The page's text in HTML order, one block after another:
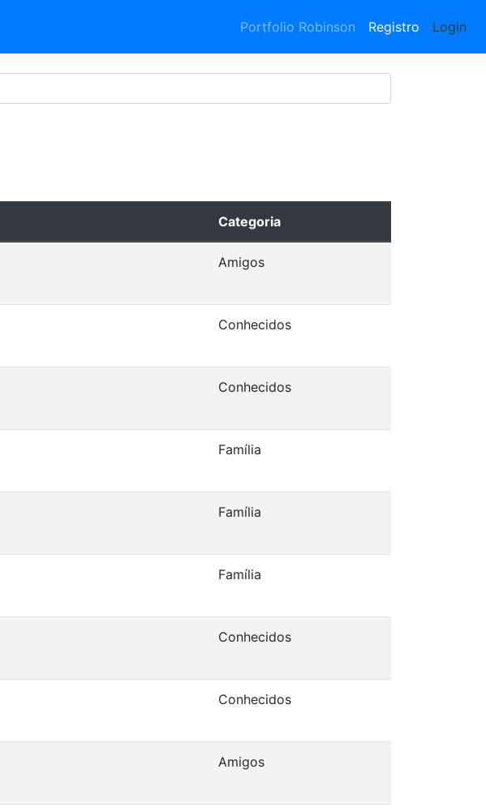
Portfolio Robinson Registro Login
Categoria
Amigos
Conhecidos
Conhecidos
Família
Família
Família
Conhecidos
Conhecidos
Amigos